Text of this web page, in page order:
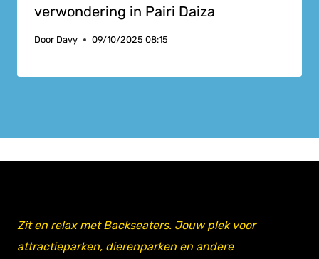
verwondering in Pairi Daiza
Door Davy 09/10/2025 08:15
Zit en relax met Backseaters. Jouw plek voor
attractieparken, dierenparken en andere